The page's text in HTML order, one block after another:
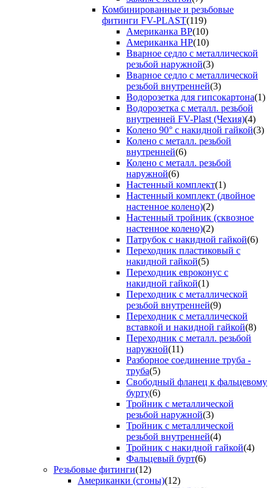
Комбинированные и резьбовые
фитинги FV-PLAST(119)
Американка ВР(10)
Американка НР(10)
Вварное седло с металлической
резьбой наружной(3)
Вварное седло с металлической
резьбой внутренней(3)
Водорозетка для гипсокартона(1)
Водорозетка с металл. резьбой
внутренней FV-Plast (Чехия)(4)
Колено 90° с накидной гайкой(3)
Колено с металл. резьбой
внутренней(6)
Колено с металл. резьбой
наружной(6)
Настенный комплект(1)
Настенный комплект (двойное
настенное колено)(2)
Настенный тройник (сквозное
настенное колено)(2)
Патрубок с накидной гайкой(6)
Переходник пластиковый с
накидной гайкой(5)
Переходник евроконус с
накидной гайкой(1)
Переходник с металлической
резьбой внутренней(9)
Переходник с металлической
вставкой и накидной гайкой(8)
Переходник с металл. резьбой
наружной(11)
Разборное соединение труба -
труба(5)
Свободный фланец к фальцевому
бурту(6)
Тройник с металлической
резьбой наружной(3)
Тройник с металлической
резьбой внутренней(4)
Тройник с накидной гайкой(4)
Фальцевый бурт(6)
Резьбовые фитинги(12)
Американки (сгоны)(12)